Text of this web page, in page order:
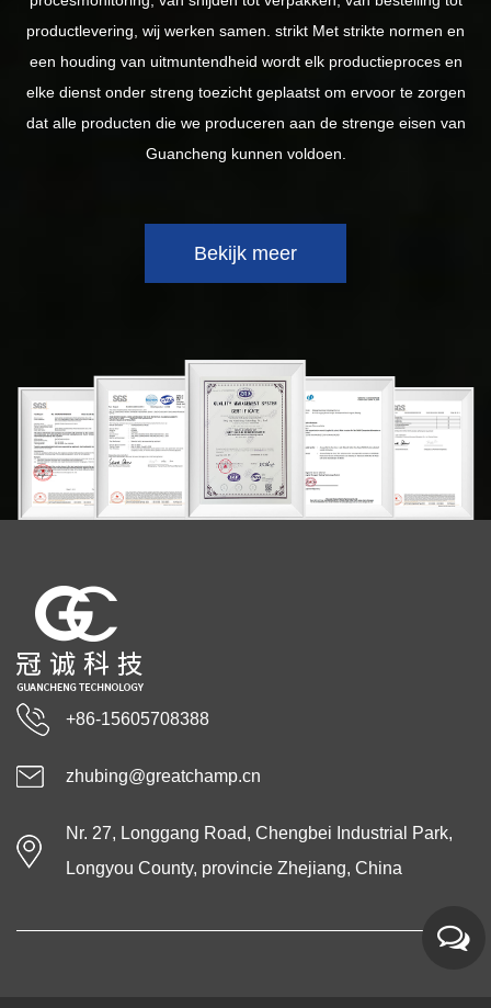
productlevering, wij werken samen. strikt Met strikte normen en
een houding van uitmuntendheid wordt elk productieproces en
elke dienst onder streng toezicht geplaatst om ervoor te zorgen
dat alle producten die we produceren aan de strenge eisen van
Guancheng kunnen voldoen.
Bekijk meer
+86-15605708388
zhubing@greatchamp.cn
Nr. 27, Longgang Road, Chengbei Industrial Park,
Longyou County, provincie Zhejiang, China